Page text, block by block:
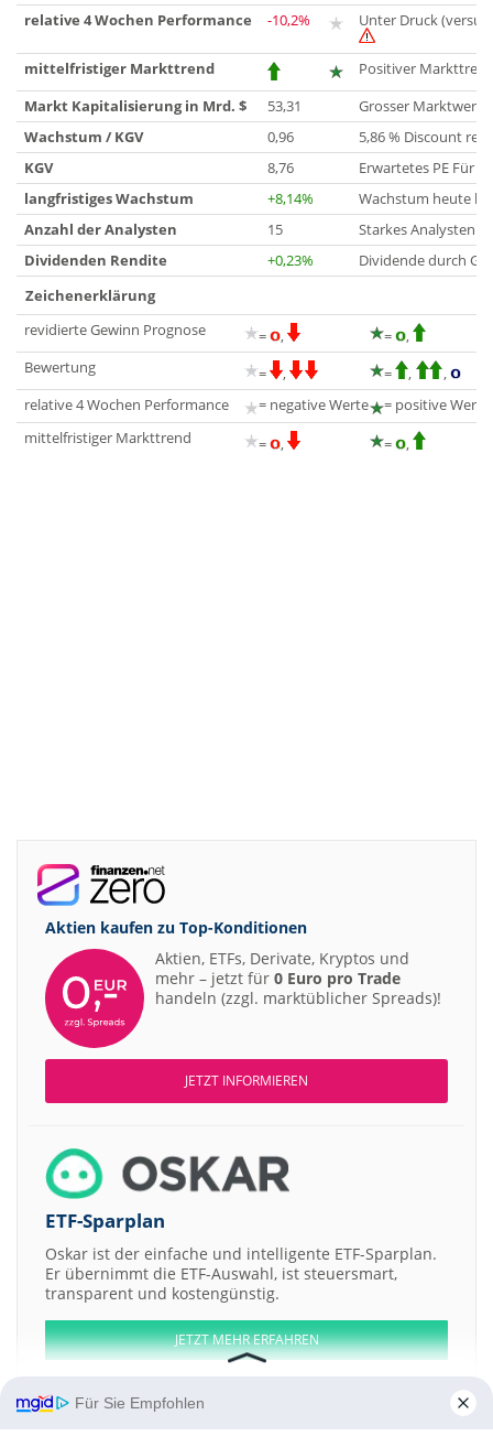
relative 4 Wochen Performance
-10,2% Unter Druck (versus
mittelfristiger Markttrend
Positiver
Markt Kapitalisierung in Mrd. $
53,31
Grosser Marktwert
Wachstum / KGV
0,96
5,86 % Discount
KGV
8,76
Erwartetes PE Für
langfristiges Wachstum
+8,14%
Wachstum heute
Anzahl der Analysten
15
Starkes
Dividenden Rendite
+0,23%
Dividende durch
Zeichenerklärung
revidierte Gewinn Prognose
= , =
,
Bewertung
= , = ,
,
relative 4 Wochen Performance
= negative Werte
= positive Werte
mittelfristiger Markttrend
= , = ,
Aktien kaufen zu Top-Konditionen
Aktien, ETFs, Derivate, Kryptos und
mehr – jetzt für 0 Euro pro Trade
handeln (zzgl. marktüblicher Spreads)!
JETZT INFORMIEREN
ETF-Sparplan
Oskar ist der einfache und intelligente ETF-Sparplan.
Er übernimmt die ETF-Auswahl, ist steuersmart,
transparent und kostengünstig.
JETZT MEHR ERFAHREN
Für Sie Empfohlen